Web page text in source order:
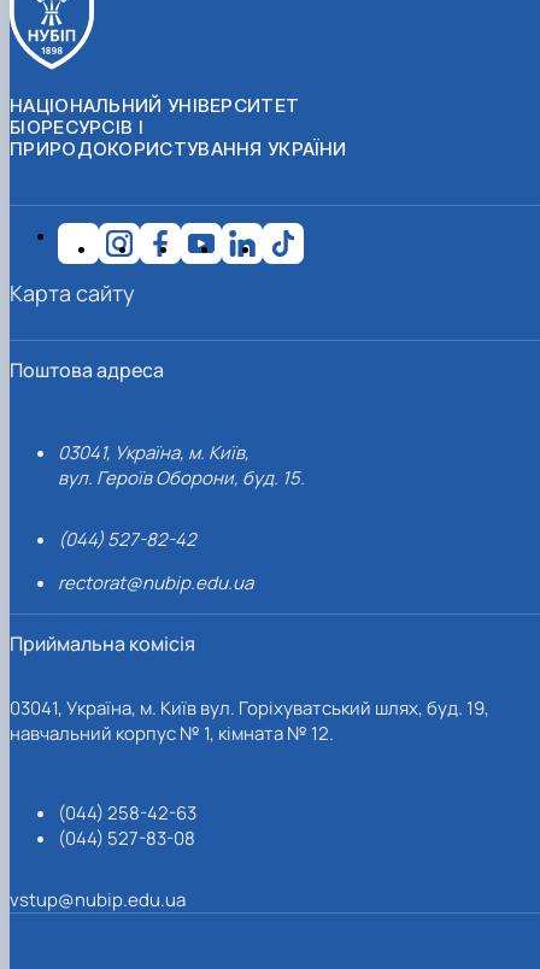
НАЦІОНАЛЬНИЙ УНІВЕРСИТЕТ
БІОРЕСУРСІВ І
ПРИРОДОКОРИСТУВАННЯ УКРАЇНИ
Поштова адреса
03041, Україна, м. Київ,
вул. Героїв Оборони, буд. 15.
(044) 527-82-42
rectorat@nubip.edu.ua
Приймальна комісія
03041, Україна, м. Київ вул. Горіхуватський шлях, буд. 19,
навчальний корпус № 1, кімната № 12.
(044) 258-42-63
(044) 527-83-08
vstup@nubip.edu.ua
Карта сайту